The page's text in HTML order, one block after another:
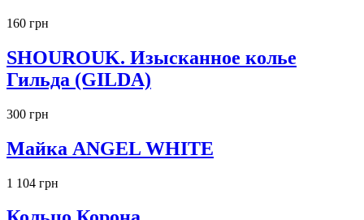
160 грн
SHOUROUK. Изысканное колье
Гильда (GILDA)
300 грн
Майка ANGEL WHITE
1 104 грн